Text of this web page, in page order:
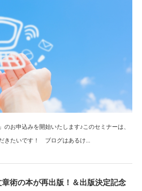
のお申込みを開始いたします♪このセミナーは、
きたいです！ ブログはあるけ...
章術の本が再出版！＆出版決定記念